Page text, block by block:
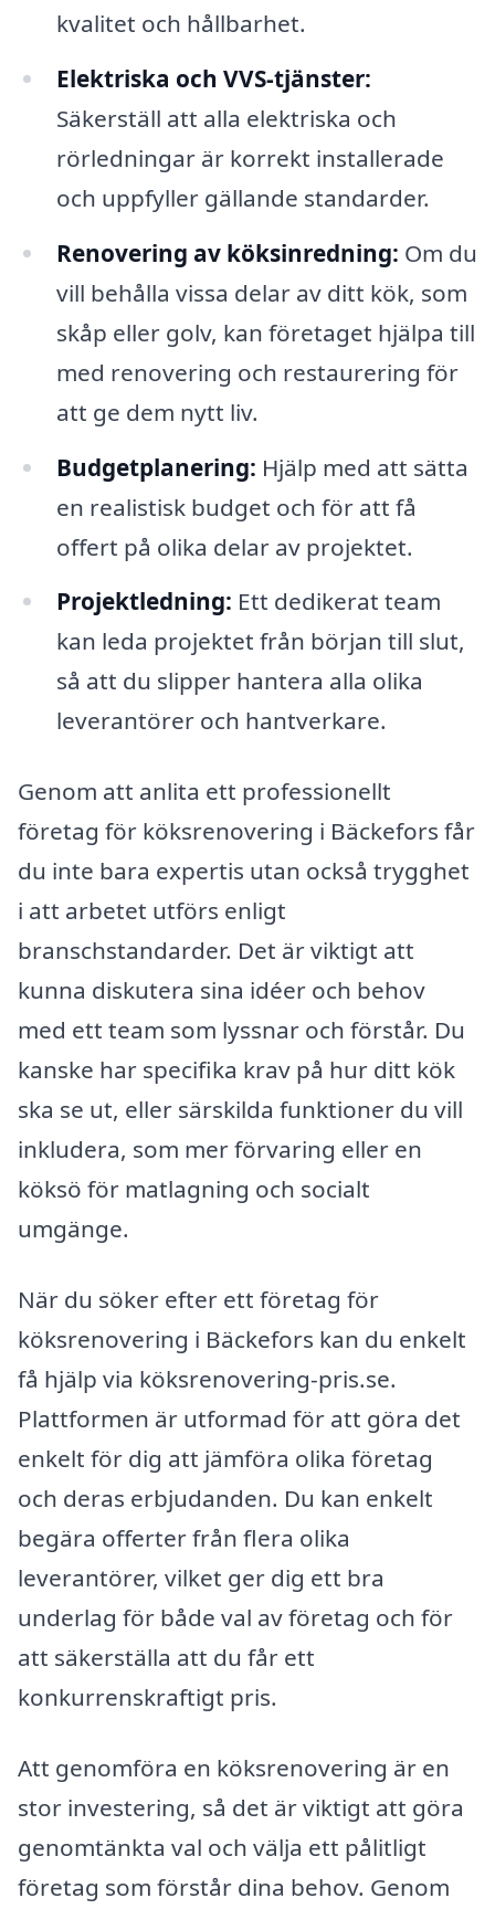
kvalitet och hållbarhet.
Elektriska och VVS-tjänster:
Säkerställ att alla elektriska och
rörledningar är korrekt installerade
och uppfyller gällande standarder.
Renovering av köksinredning: Om du
vill behålla vissa delar av ditt kök, som
skåp eller golv, kan företaget hjälpa till
med renovering och restaurering för
att ge dem nytt liv.
Budgetplanering: Hjälp med att sätta
en realistisk budget och för att få
offert på olika delar av projektet.
Projektledning: Ett dedikerat team
kan leda projektet från början till slut,
så att du slipper hantera alla olika
leverantörer och hantverkare.
Genom att anlita ett professionellt
företag för köksrenovering i Bäckefors får
du inte bara expertis utan också trygghet
i att arbetet utförs enligt
branschstandarder. Det är viktigt att
kunna diskutera sina idéer och behov
med ett team som lyssnar och förstår. Du
kanske har specifika krav på hur ditt kök
ska se ut, eller särskilda funktioner du vill
inkludera, som mer förvaring eller en
köksö för matlagning och socialt
umgänge.
När du söker efter ett företag för
köksrenovering i Bäckefors kan du enkelt
få hjälp via köksrenovering-pris.se.
Plattformen är utformad för att göra det
enkelt för dig att jämföra olika företag
och deras erbjudanden. Du kan enkelt
begära offerter från flera olika
leverantörer, vilket ger dig ett bra
underlag för både val av företag och för
att säkerställa att du får ett
konkurrenskraftigt pris.
Att genomföra en köksrenovering är en
stor investering, så det är viktigt att göra
genomtänkta val och välja ett pålitligt
företag som förstår dina behov. Genom